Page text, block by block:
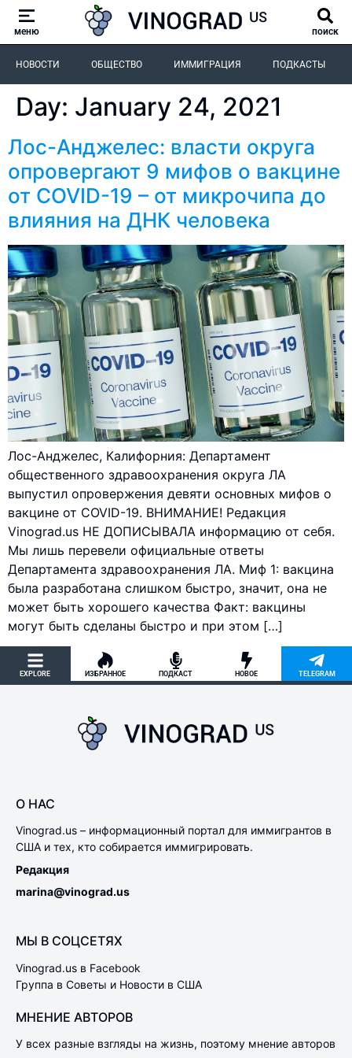
меню поиск
НОВОСТИ ОБЩЕСТВО ИММИГРАЦИЯ ПОДКАСТЫ
Day: January 24, 2021
Лос-Анджелес: власти округа
опровергают 9 мифов о вакцине
от COVID-19 – от микрочипа до
влияния на ДНК человека
Лос-Анджелес, Калифорния: Департамент
общественного здравоохранения округа ЛА
выпустил опровержения девяти основных мифов о
вакцине от COVID-19. ВНИМАНИЕ! Редакция
Vinograd.us НЕ ДОПИСЫВАЛА информацию от себя.
Мы лишь перевели официальные ответы
Департамента здравоохранения ЛА. Миф 1: вакцина
была разработана слишком быстро, значит, она не
может быть хорошего качества Факт: вакцины
могут быть сделаны быстро и при этом […]
EXPLORE ИЗБРАННОЕ ПОДКАСТ НОВОЕ TELEGRAM
О НАС
Vinograd.us – информационный портал для иммигрантов в
США и тех, кто собирается иммигрировать.
Редакция
marina@vinograd.us
МЫ В СОЦСЕТЯХ
Vinograd.us в Facebook
Группа в Советы и Новости в США
МНЕНИЕ АВТОРОВ
У всех разные взгляды на жизнь, поэтому мнение авторов